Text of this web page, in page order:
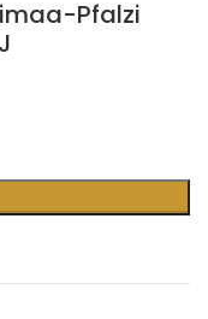
Pfalzi